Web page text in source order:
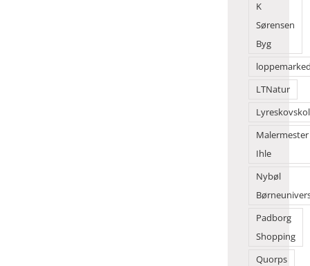
K
Sørensen
Byg
LTNatur
Malermester
Ihle
Nybøl
Padborg
Shopping
Quorps